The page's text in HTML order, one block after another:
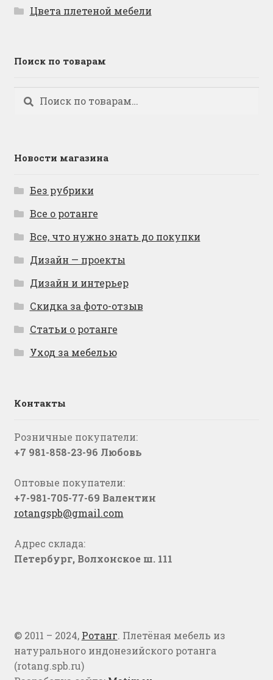
Цвета плетеной мебели
Поиск по товарам
Искать:
Поиск
Новости магазина
Без рубрики
Все о ротанге
Все, что нужно знать до покупки
Дизайн — проекты
Дизайн и интерьер
Скидка за фото-отзыв
Статьи о ротанге
Уход за мебелью
Контакты
Розничные покупатели:
+7 981-858-23-96 Любовь
Оптовые покупатели:
+7-981-705-77-69 Валентин
rotangspb@gmail.com
Адрес склада:
Петербург, Волхонское ш. 111
© 2011 – 2024, Ротанг. Плетёная мебель из
натурального индонезийского ротанга
(rotang.spb.ru)